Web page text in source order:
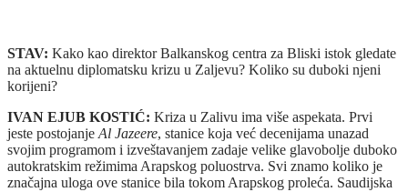
STAV: Kako kao direktor Balkanskog centra za Bliski istok gledate
na aktuelnu diplomatsku krizu u Zaljevu? Koliko su duboki njeni
korijeni?
IVAN EJUB KOSTIĆ: Kriza u Zalivu ima više aspekata. Prvi
jeste postojanje Al Jazeere, stanice koja već decenijama unazad
svojim programom i izveštavanjem zadaje velike glavobolje duboko
autokratskim režimima Arapskog poluostrva. Svi znamo koliko je
značajna uloga ove stanice bila tokom Arapskog proleća. Saudijska